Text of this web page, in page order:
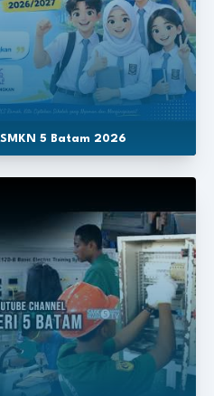
5 Batam 2026